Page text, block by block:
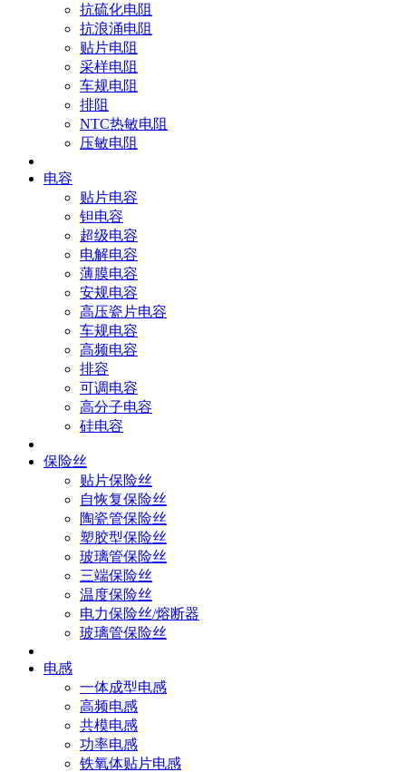
抗硫化电阻
抗浪涌电阻
贴片电阻
采样电阻
车规电阻
排阻
NTC热敏电阻
压敏电阻
电容
贴片电容
钽电容
超级电容
电解电容
薄膜电容
安规电容
高压瓷片电容
车规电容
高频电容
排容
可调电容
高分子电容
硅电容
保险丝
贴片保险丝
自恢复保险丝
陶瓷管保险丝
塑胶型保险丝
玻璃管保险丝
三端保险丝
温度保险丝
电力保险丝/熔断器
玻璃管保险丝
电感
一体成型电感
高频电感
共模电感
功率电感
铁氧体贴片电感